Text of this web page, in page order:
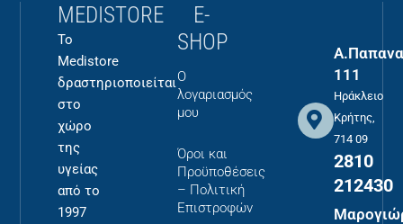
MEDISTORE
Το
Medistore
δραστηριοποιείται
στο
χώρο
της
υγείας
από το
1997
E-
SHOP
Ο
λογαριασμός
μου
Όροι και
Προϋποθέσεις
– Πολιτική
Επιστροφών
111
Ηράκλειο
Κρήτης,
714 09
2810
212430